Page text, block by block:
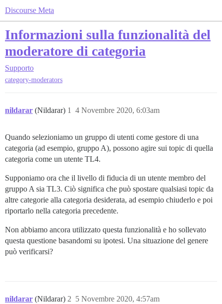
Discourse Meta
Informazioni sulla funzionalità del
moderatore di categoria
Supporto
category-moderators
nildarar (Nildarar) 4 Novembre 2020, 6:03am
1
Quando selezioniamo un gruppo di utenti come gestore di una
categoria (ad esempio, gruppo A), possono agire sui topic di quella
categoria come un utente TL4.
Supponiamo ora che il livello di fiducia di un utente membro del
gruppo A sia TL3. Ciò significa che può spostare qualsiasi topic da
altre categorie alla categoria desiderata, ad esempio chiuderlo e poi
riportarlo nella categoria precedente.
Non abbiamo ancora utilizzato questa funzionalità e ho sollevato
questa questione basandomi su ipotesi. Una situazione del genere
può verificarsi?
nildarar (Nildarar) 5 Novembre 2020, 4:57am
2